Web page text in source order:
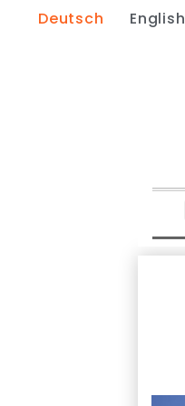
Deutsch English